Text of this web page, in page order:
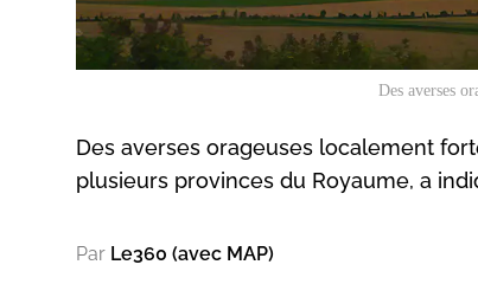
Des averses
Des averses orageuses localement
plusieurs provinces du Royaume, a
Par Le360 (avec MAP)